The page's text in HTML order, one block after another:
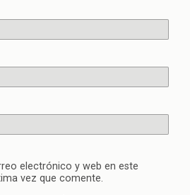
electrónico y web en este
vez que comente.